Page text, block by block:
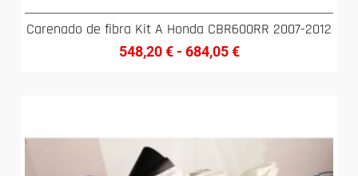
Carenado de fibra Kit A Honda CBR600RR 2007-2012
548,20€ - 684,05€